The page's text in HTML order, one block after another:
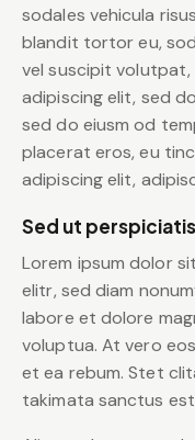
sodales vehicula
blandit tortor eu,
vel suscipit
adipiscing elit, sed
sed do eiusm od
placerat eros, eu
adipiscing elit,
Sed ut
Lorem ipsum dolor
elitr, sed diam
labore et dolore
voluptua. At vero
et ea rebum. Stet
takimata sanctus